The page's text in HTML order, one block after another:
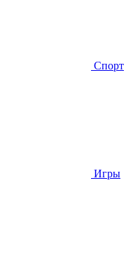
Спорт
Игры